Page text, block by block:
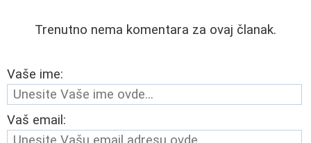
Trenutno nema komentara za ovaj članak.
Vaše ime:
Vaš email: